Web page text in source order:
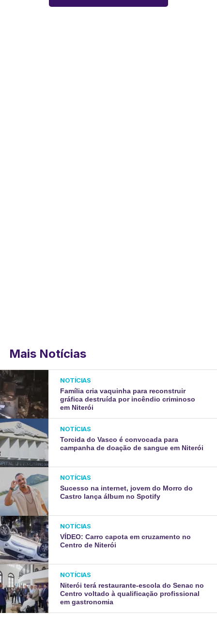
Mais Notícias
NOTÍCIAS
Família cria vaquinha para reconstruir
gráfica destruída por incêndio criminoso
em Niterói
NOTÍCIAS
Torcida do Vasco é convocada para
campanha de doação de sangue em Niterói
NOTÍCIAS
Sucesso na internet, jovem do Morro do
Castro lança álbum no Spotify
NOTÍCIAS
VÍDEO: Carro capota em cruzamento no
Centro de Niterói
NOTÍCIAS
Niterói terá restaurante-escola do Senac no
Centro voltado à qualificação profissional
em gastronomia